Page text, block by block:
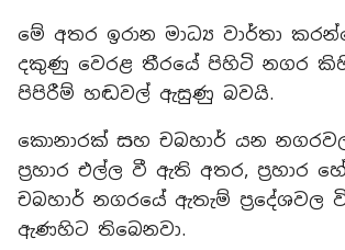
මේ අතර ඉරාන මාධ්‍ය වාර්තා
දකුණු වෙරළ තීරයේ පිහිටි නගර
පිපිරීම් හඬවල් ඇසුණු බවයි.
කොනාරක් සහ චබහාර් යන
ප්‍රහාර එල්ල වී ඇති අතර, ප්‍රහාර
චබහාර් නගරයේ ඇතැම් ප්‍රදේශවල
ඇණහිට තිබෙනවා.